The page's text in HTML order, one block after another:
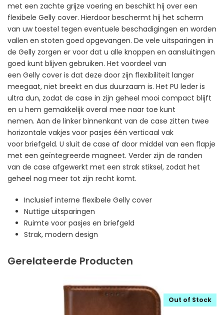
met een zachte grijze voering en beschikt hij over een
flexibele Gelly cover. Hierdoor beschermt hij het scherm
van uw toestel tegen eventuele beschadigingen en worden
vallen en stoten goed opgevangen. De vele uitsparingen in
de Gelly zorgen er voor dat u alle knoppen en aansluitingen
goed kunt blijven gebruiken. Het voordeel van
een Gelly cover is dat deze door zijn flexibiliteit langer
meegaat, niet breekt en dus duurzaam is. Het PU leder is
ultra dun, zodat de case in zijn geheel mooi compact blijft
en u hem gemakkelijk overal mee naar toe kunt
nemen. Aan de linker binnenkant van de case zitten twee
horizontale vakjes voor pasjes één verticaal vak
voor briefgeld. U sluit de case af door middel van een flapje
met een geïntegreerde magneet. Verder zijn de randen
van de case afgewerkt met een strak stiksel, zodat het
geheel nog meer tot zijn recht komt.
Inclusief interne flexibele Gelly cover
Nuttige uitsparingen
Ruimte voor pasjes en briefgeld
Strak, modern design
Gerelateerde Producten
Out of Stock